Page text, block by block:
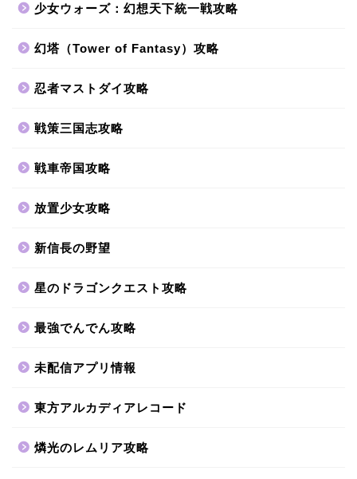
少女ウォーズ：幻想天下統一戦攻略
幻塔（Tower of Fantasy）攻略
忍者マストダイ攻略
戦策三国志攻略
戦車帝国攻略
放置少女攻略
新信長の野望
星のドラゴンクエスト攻略
最強でんでん攻略
未配信アプリ情報
東方アルカディアレコード
燐光のレムリア攻略